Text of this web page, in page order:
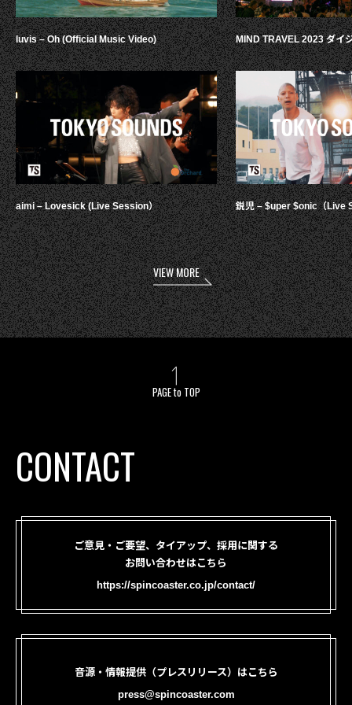
luvis – Oh (Official Music Video)
aimi – Lovesick (Live Session）
MIND TRAVEL 2023 ダイ
鋭児 – $uper $onic（Live
VIEW MORE
PAGE to TOP
CONTACT
ご意見・ご要望、タイアップ、採用に関する
お問い合わせはこちら
https://spincoaster.co.jp/contact/
音源・情報提供（プレスリリース）はこちら
press@spincoaster.com